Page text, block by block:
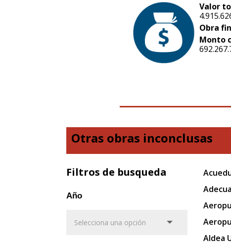
Valor
Obra
Monto
Otras obras inconclusas
Filtros de busqueda
Año
Aldea